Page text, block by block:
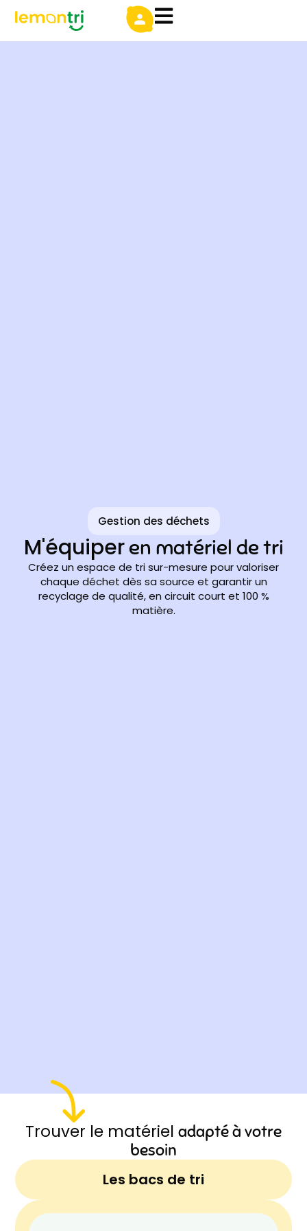
Gestion des déchets
M'équiperen matériel de tri
Créez un espace de tri sur-mesure pour valoriser
chaque déchet dès sa source et garantir un
recyclage de qualité, en circuit court et 100 %
matière.
Trouver le matériel adapté à votre
besoin
Les bacs de tri